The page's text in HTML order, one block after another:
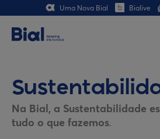
Uma Nova Bial Bialive
Na Bial, a Sustentabilidade
tudo o que fazemos.